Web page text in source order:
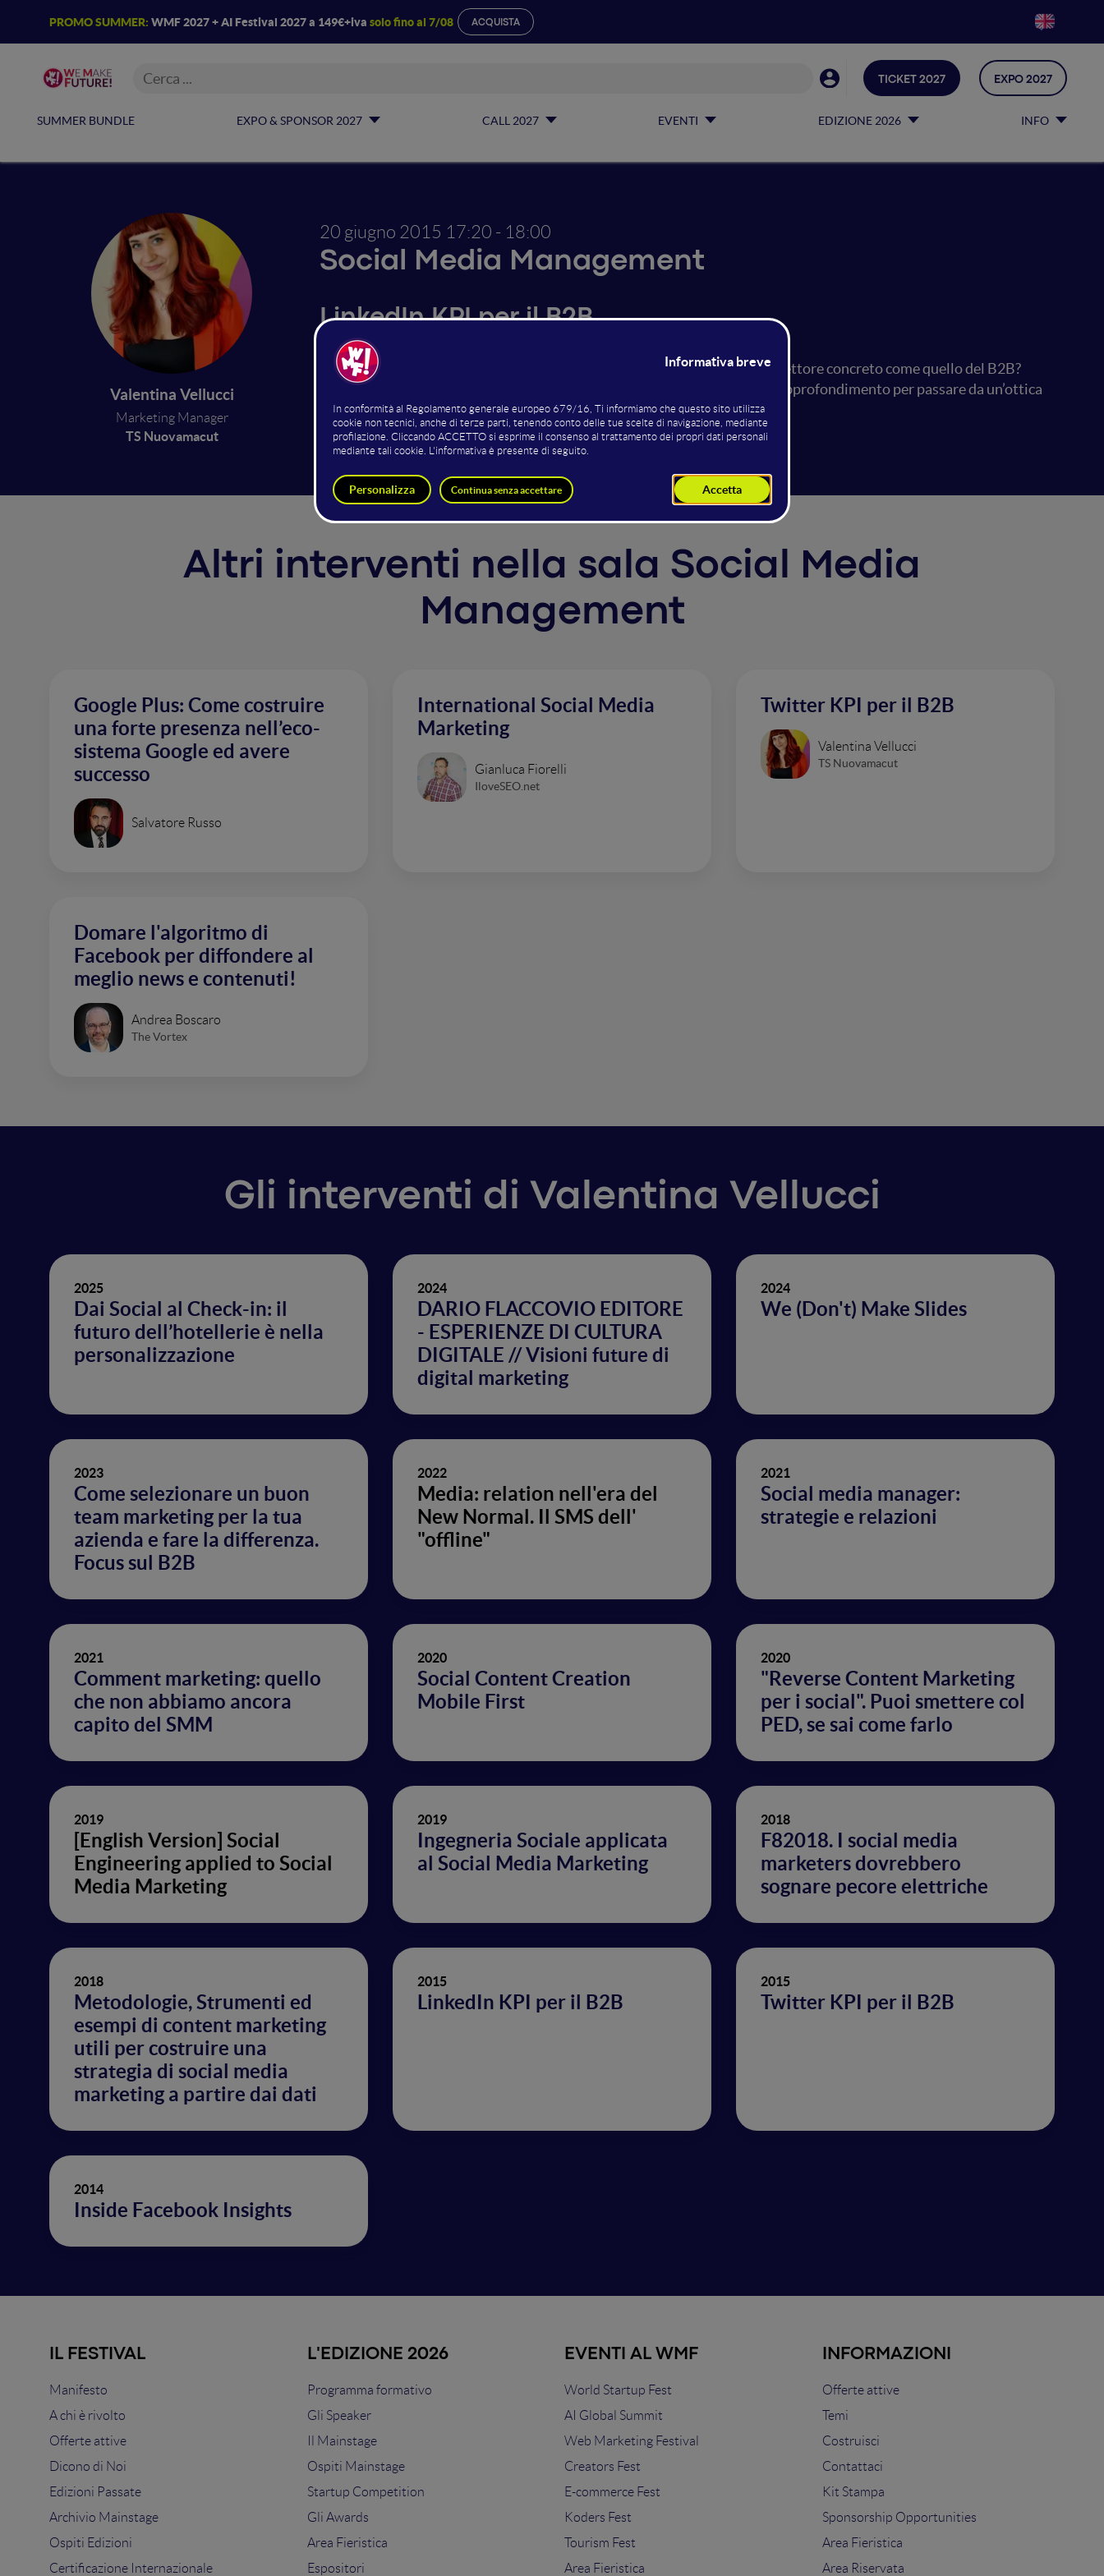
PROMO SUMMER: WMF 2027 + AI Festival 2027 a 149€+iva solo fino al 7/08 ACQUISTA
SUMMER BUNDLE EXPO & SPONSOR 2027 CALL 2027 EVENTI EDIZIONE 2026 INFO
TICKET 2027 EXPO 2027
Valentina Vellucci
Marketing Manager
TS Nuovamacut
20 giugno 2015 17:20 - 18:00
Social Media Management
LinkedIn KPI per il B2B
Reach, conversation, clic, follower: a cosa servono queste metriche in un settore concreto come quello del B2B?
Introduzione ai KPI pesanti di LinkedIn e ai relativi tool per calcolarli: un approfondimento per passare da un’ottica
B2B a B2P senza perdere di vista le strategie di conversione.
Altri interventi nella sala Social Media
Management
Google Plus: Come costruire
una forte presenza nell’eco-
sistema Google ed avere
successo
Salvatore Russo
International Social Media
Marketing
Gianluca Fiorelli
IloveSEO.net
Twitter KPI per il B2B
Valentina Vellucci
TS Nuovamacut
Domare l'algoritmo di
Facebook per diffondere al
meglio news e contenuti!
Andrea Boscaro
The Vortex
Gli interventi di Valentina Vellucci
2025
Dai Social al Check-in: il
futuro dell’hotellerie è nella
personalizzazione
2024
DARIO FLACCOVIO EDITORE
- ESPERIENZE DI CULTURA
DIGITALE // Visioni future di
digital marketing
2024
We (Don't) Make Slides
2023
Come selezionare un buon
team marketing per la tua
azienda e fare la differenza.
Focus sul B2B
2022
Media: relation nell'era del
New Normal. Il SMS dell'
"offline"
2021
Social media manager:
strategie e relazioni
2021
Comment marketing: quello
che non abbiamo ancora
capito del SMM
2020
Social Content Creation
Mobile First
2020
"Reverse Content Marketing
per i social". Puoi smettere col
PED, se sai come farlo
2019
[English Version] Social
Engineering applied to Social
Media Marketing
2019
Ingegneria Sociale applicata
al Social Media Marketing
2018
F82018. I social media
marketers dovrebbero
sognare pecore elettriche
2018
Metodologie, Strumenti ed
esempi di content marketing
utili per costruire una
strategia di social media
marketing a partire dai dati
2015
LinkedIn KPI per il B2B
2015
Twitter KPI per il B2B
2014
Inside Facebook Insights
IL FESTIVAL
Manifesto
A chi è rivolto
Offerte attive
Dicono di Noi
Edizioni Passate
Archivio Mainstage
Ospiti Edizioni
Certificazione Internazionale
L'EDIZIONE 2026
Programma formativo
Gli Speaker
Il Mainstage
Ospiti Mainstage
Startup Competition
Gli Awards
Area Fieristica
Espositori
EVENTI AL WMF
World Startup Fest
AI Global Summit
Web Marketing Festival
Creators Fest
E-commerce Fest
Koders Fest
Tourism Fest
Area Fieristica
INFORMAZIONI
Offerte attive
Temi
Costruisci
Contattaci
Kit Stampa
Sponsorship Opportunities
Area Fieristica
Area Riservata